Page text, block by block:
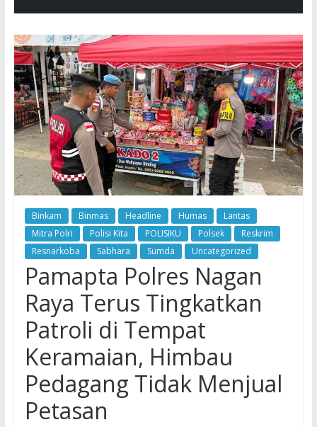
Binkam Binmas Headline Humas
Lantas
Mitra Polri
Polisi Kita POLISIKU Polsek
Reskrim
Resnarkoba
Sabhara Sumda Uncategorized
Pamapta Polres Nagan
Raya Terus Tingkatkan
Patroli di Tempat
Keramaian, Himbau
Pedagang Tidak Menjual
Petasan